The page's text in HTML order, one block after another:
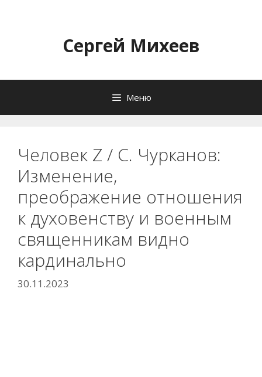
содержимомуСергей Михеев
Меню
Человек Z / С. Чурканов:
Изменение,
преображение отношения
к духовенству и военным
священникам видно
кардинально
30.11.2023